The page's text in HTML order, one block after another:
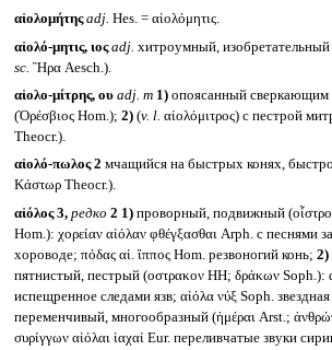
αἰολομήτης adj. Hes. = αἰολόμητις.
αἰολό-μητις, ιος adj. хитроумный, изобретательный
sc. Ἣρα Aesch.).
αἰολο-μίτρης, ου adj. m 1)опоясанный сверкающим
(Ὀρέσβιος Hom.); 2)(v. l. αἰολόμιτρος) с пестрой
Theocr.).
αἰολό-πωλος 2 мчащийся на быстрых конях,
Κάστωρ Theocr.).
αἰόλος 3, редко 2 1)проворный, подвижный
Hom.): χορείαν αἰόλαν φθέγξασθαι Arph. с песнями
хороводе; πόδας αἰ. ἵππος Hom. резвоногий конь; 2)
пятнистый, пестрый (οστρακον HH; δράκων Soph.):
испещренное следами язв; αἰόλα νύξ Soph.
переменчивый, многообразный (ἡμέραι Arst.;
συρίγγων αἰόλαι ἰαχαί Eur. переливчатые звуки